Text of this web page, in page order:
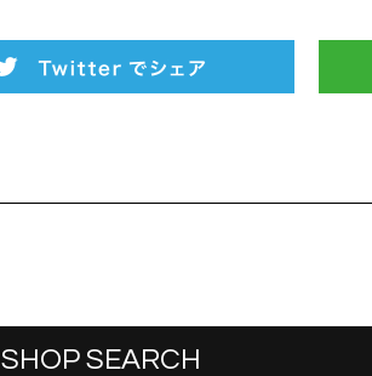
SHOP SEARCH